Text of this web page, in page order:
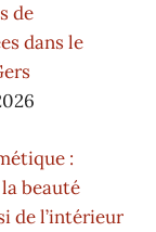
de
dans le
:
beauté
de l’intérieur